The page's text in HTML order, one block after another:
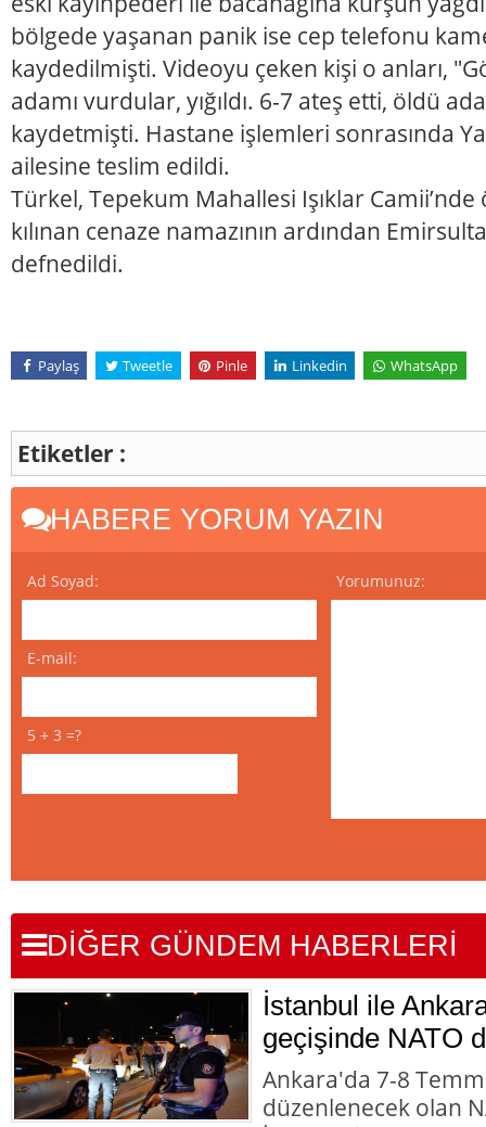
bölgede yaşanan panik ise cep telefonu
kaydedilmişti. Videoyu çeken kişi o anları,
adamı vurdular, yığıldı. 6-7 ateş etti, öldü
kaydetmişti. Hastane işlemleri sonrasında
ailesine teslim edildi.
Türkel, Tepekum Mahallesi Işıklar Camii’nde
kılınan cenaze namazının ardından
defnedildi.
Paylaş Tweetle Pinle Linkedin WhatsApp
Etiketler :
HABERE YORUM YAZIN
Ad Soyad:
E-mail:
5 + 3 =?
Yorumunuz:
DİĞER GÜNDEM HABERLERİ
İstanbul ile
geçişinde NATO
Ankara'da 7-8
düzenlenecek olan